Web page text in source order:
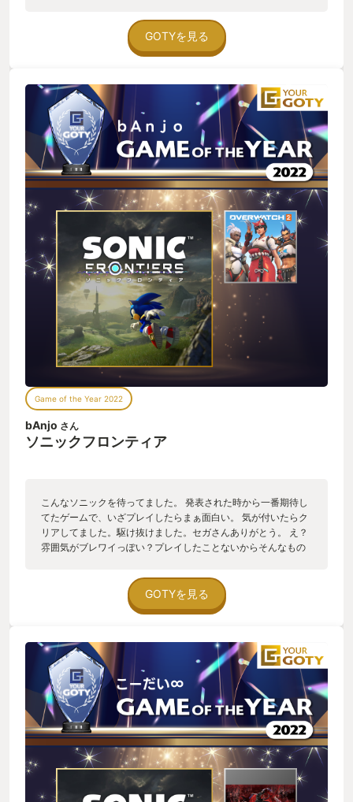
て感じでシリーズファンにとってはファンサになって、知らな
くてもそこまで気にならなくメインシナリオを進められる内容
となっていて感動しました。 ソニックの新作は毎回不安要素が
GOTYを見る
Game of the Year 2022
bAnjo さん
ソニックフロンティア
こんなソニックを待ってました。 発表された時から一番期待し
てたゲームで、いざプレイしたらまぁ面白い。 気が付いたらク
リアしてました。駆け抜けました。セガさんありがとう。 え？
雰囲気がブレワイっぽい？プレイしたことないからそんなもの
いかもな！」と感じた作品です。 ・音速で走るの超楽しい 本作
はいくつか用意されている広い島（公式ではオープンゾーンと
呼称）を"サイループ"という能力を使い、駆け回りながら島に
での収集要素は最初は楽しいけど、途中から飽きてくるのが基
本ですがこのゲームは飽きない。 なんならストーリーそっちの
けでアイテムを集めてる。 ソニックチーム（開発）はこの辺よ
く頑張ったなと思いました。 リングを上限まで集めるとソニッ
クの走る速度がさらに速くなるので探索がさらに捗ります。 ・
謎が多くシリアスなストーリー ソニックワールドアドベンチャ
ー（2009）以降、ソニックのゲームはシリアスな展開もあれ
ど、どこかノリが軽いというか、あまり好きになれないストー
リーばかりでした。 しかし本作は結構本気めのシリアス展開。
昔懐かしいソニックが帰ってきたようで素直に嬉しかった。 ソ
GOTYを見る